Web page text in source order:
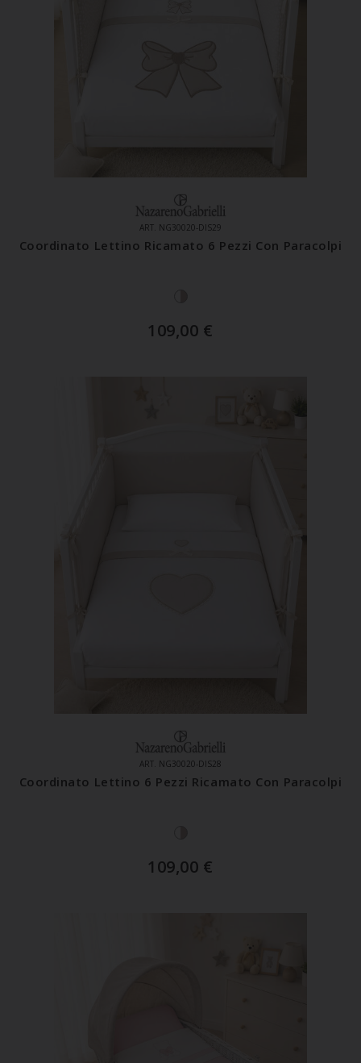
ART. NG30020-DIS29
Coordinato Lettino Ricamato 6 Pezzi Con Paracolpi
109,00 €
ART. NG30020-DIS28
Coordinato Lettino 6 Pezzi Ricamato Con Paracolpi
109,00 €